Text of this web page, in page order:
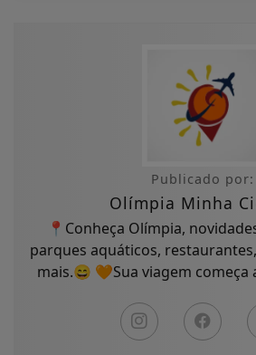
Publicado por:
Olímpia Minha
📍Conheça Olímpia,
parques aquáticos,
mais.😄 🧡Sua viagem